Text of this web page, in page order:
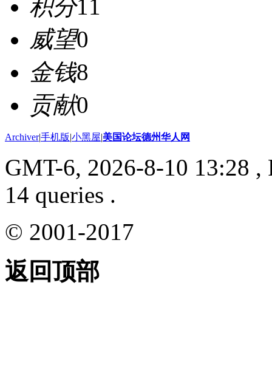
积分11
威望0
金钱8
贡献0
Archiver|手机版|小黑屋|美国论坛德州华人网
GMT-6, 2026-8-10 13:28 ,
14 queries .
© 2001-2017
返回顶部